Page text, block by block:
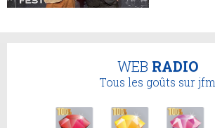
WEB RADIO
Tous les goûts sur jfm